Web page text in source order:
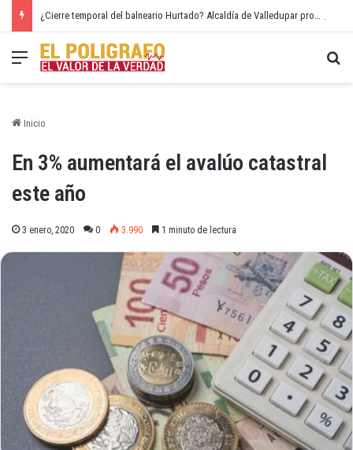
¿Cierre temporal del balneario Hurtado? Alcaldía de Valledupar propone recuperar el río Guatapurí
Menú
Inicio
En 3% aumentará el avalúo catastral
este año
3 enero, 2020 0 3.990 1 minuto de lectura